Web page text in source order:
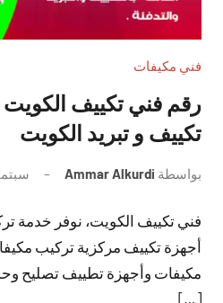
فني مكيفات
تكييف و تبريد الكويت
بواسطة Ammar Alkurdi سبتمبر 28,
فني تكييف الكويت، نوفر خدمة
أجهزة تكييف مركزية تركيب
مكيفات وأجهزة تطييف تصليح
[…]